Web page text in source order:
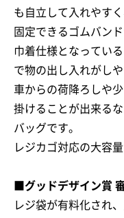
も自立して入れやす
固定できるゴムバン
巾着仕様となってい
で物の出し入れがし
車からの荷降ろしや
掛けることが出来る
バッグです。
レジカゴ対応の大容
■グッドデザイン賞
レジ袋が有料化され